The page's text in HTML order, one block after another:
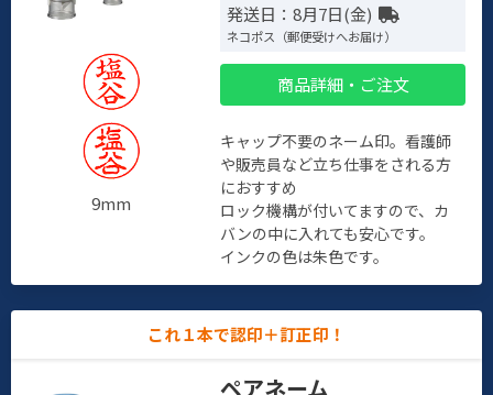
9mm
発送日：8月7日(金)
ネコポス（郵便受けへお届け）
商品詳細・ご注文
キャップ不要のネーム印。看護師
や販売員など立ち仕事をされる方
におすすめ
ロック機構が付いてますので、カ
バンの中に入れても安心です。
インクの色は朱色です。
これ１本で認印＋訂正印！
ペアネーム